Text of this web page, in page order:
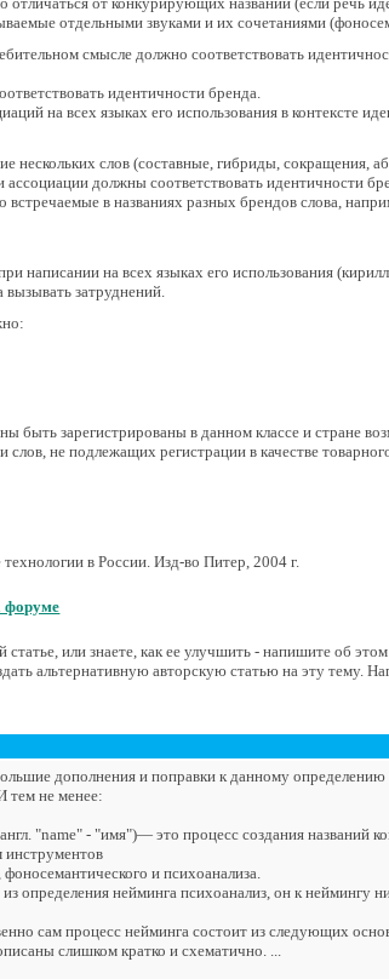
отдельными звуками и их сочетаниями
смысле должно соответствовать
идентичности бренда.
на всех языках его использования в контексте
нескольких слов (составные, гибриды, сокращения,
ассоциации должны соответствовать идентичности
встречаемые в названиях разных брендов слова,
написании на всех языках его использования
вызывать затруднений.
быть зарегистрированы в данном классе и стране
слов, не подлежащих регистрации в качестве
в России. Изд-во Питер, 2004 г.
форуме
или знаете, как ее улучшить - напишите об
альтернативную авторскую статью на эту тему.
дополнения и поправки к данному
тем не менее:
"name" - "имя")— это процесс создания названий
инструментов
фоносемантического и психоанализа.
определения нейминга психоанализ, он к неймингу
сам процесс нейминга состоит из следующих
слишком кратко и схематично. ...